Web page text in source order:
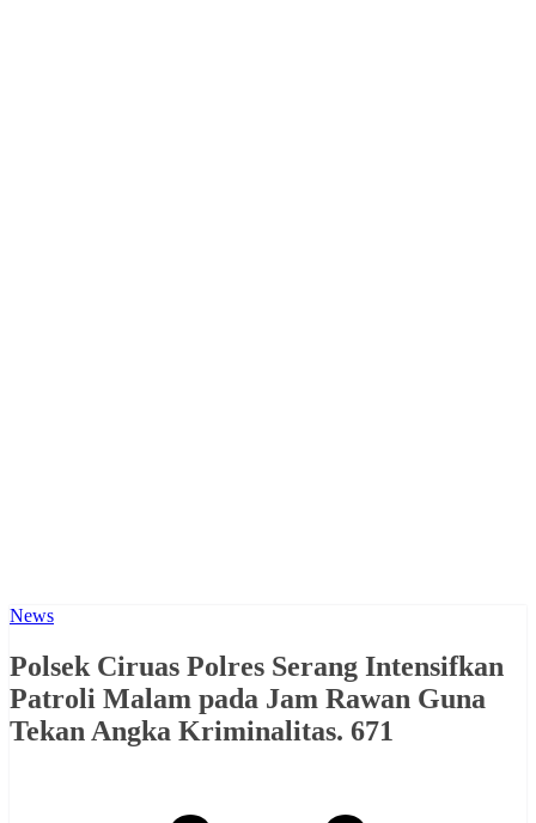
News
Polsek Ciruas Polres Serang Intensifkan
Patroli Malam pada Jam Rawan Guna
Tekan Angka Kriminalitas. 671